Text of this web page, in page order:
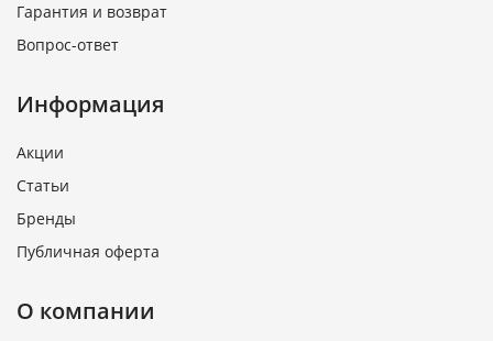
Гарантия и возврат
Вопрос-ответ
Информация
Акции
Статьи
Бренды
Публичная оферта
О компании